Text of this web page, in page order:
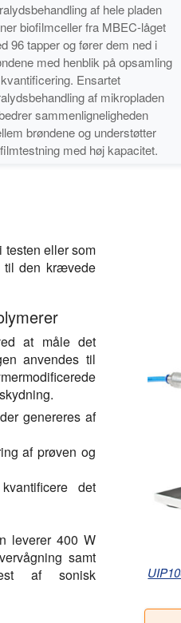
af hele pladen
biofilmceller fra MBEC-låget
96 tapper og fører dem ned i
med henblik på opsamling
Ensartet
af mikropladen
sammenligneligheden
brøndene og understøtter
med høj kapacitet.
testen eller som
til den krævede
at måle det
anvendes til
genereres af
af prøven og
det
leverer 400 W
samt
af sonisk